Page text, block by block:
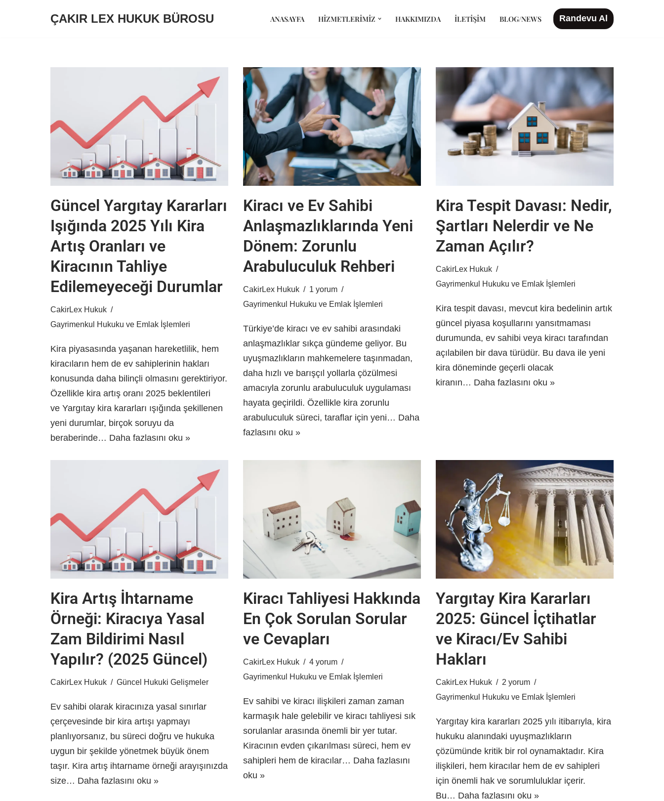
ÇAKIR LEX HUKUK BÜROSU ANASAYFA HIZMETLERIMIZ HAKKIMIZDA İLETIŞIM BLOG/NEWS Randevu Al
Güncel Yargıtay Kararları
Işığında 2025 Yılı Kira
Artış Oranları ve
Kiracının Tahliye
Edilemeyeceği Durumlar
CakirLex Hukuk
Gayrimenkul Hukuku ve Emlak İşlemleri
Kira piyasasında yaşanan hareketlilik, hem
kiracıların hem de ev sahiplerinin hakları
konusunda daha bilinçli olmasını gerektiriyor.
Özellikle kira artış oranı 2025 beklentileri
ve Yargıtay kira kararları ışığında şekillenen
yeni durumlar, birçok soruyu da
beraberinde… Daha fazlasını oku »
Kiracı ve Ev Sahibi
Anlaşmazlıklarında Yeni
Dönem: Zorunlu
Arabuluculuk Rehberi
CakirLex Hukuk
1 yorum
Gayrimenkul Hukuku ve Emlak İşlemleri
Türkiye’de kiracı ve ev sahibi arasındaki
anlaşmazlıklar sıkça gündeme geliyor. Bu
uyuşmazlıkların mahkemelere taşınmadan,
daha hızlı ve barışçıl yollarla çözülmesi
amacıyla zorunlu arabuluculuk uygulaması
hayata geçirildi. Özellikle kira zorunlu
arabuluculuk süreci, taraflar için yeni… Daha
fazlasını oku »
Kira Tespit Davası: Nedir,
Şartları Nelerdir ve Ne
Zaman Açılır?
CakirLex Hukuk
Gayrimenkul Hukuku ve Emlak İşlemleri
Kira tespit davası, mevcut kira bedelinin artık
güncel piyasa koşullarını yansıtmaması
durumunda, ev sahibi veya kiracı tarafından
açılabilen bir dava türüdür. Bu dava ile yeni
kira döneminde geçerli olacak
kiranın… Daha fazlasını oku »
Kira Artış İhtarname
Örneği: Kiracıya Yasal
Zam Bildirimi Nasıl
Yapılır? (2025 Güncel)
CakirLex Hukuk Güncel Hukuki Gelişmeler
Ev sahibi olarak kiracınıza yasal sınırlar
çerçevesinde bir kira artışı yapmayı
planlıyorsanız, bu süreci doğru ve hukuka
uygun bir şekilde yönetmek büyük önem
taşır. Kira artış ihtarname örneği arayışınızda
size… Daha fazlasını oku »
Kiracı Tahliyesi Hakkında
En Çok Sorulan Sorular
ve Cevapları
CakirLex Hukuk
4 yorum
Gayrimenkul Hukuku ve Emlak İşlemleri
Ev sahibi ve kiracı ilişkileri zaman zaman
karmaşık hale gelebilir ve kiracı tahliyesi sık
sorulanlar arasında önemli bir yer tutar.
Kiracının evden çıkarılması süreci, hem ev
sahipleri hem de kiracılar… Daha fazlasını
oku »
Yargıtay Kira Kararları
2025: Güncel İçtihatlar
ve Kiracı/Ev Sahibi
Hakları
CakirLex Hukuk
2 yorum
Gayrimenkul Hukuku ve Emlak İşlemleri
Yargıtay kira kararları 2025 yılı itibarıyla, kira
hukuku alanındaki uyuşmazlıkların
çözümünde kritik bir rol oynamaktadır. Kira
ilişkileri, hem kiracılar hem de ev sahipleri
için önemli hak ve sorumluluklar içerir.
Bu… Daha fazlasını oku »